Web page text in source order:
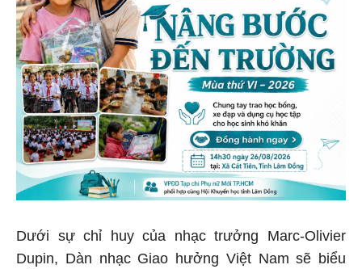
Dưới sự chỉ huy của nhạc trưởng Marc-Olivier
Dupin, Dàn nhạc Giao hưởng Việt Nam sẽ biểu